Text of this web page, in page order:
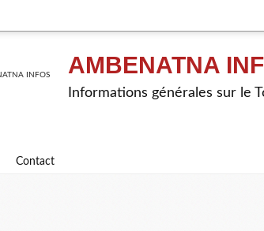
AMBENATNA
Informations générales sur le
Contact